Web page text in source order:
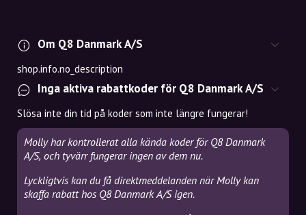
Om Q8 Danmark A/S
shop.info.no_description
Inga aktiva rabattkoder för Q8 Danmark A/S
Slösa inte din tid på koder som inte längre fungerar!
Molly har kontrollerat alla kända koder för Q8 Danmark
A/S, och tyvärr fungerar ingen av dem nu.
Lyckligtvis kan du få direktmeddelanden när Molly kan
skaffa rabatt hos Q8 Danmark A/S igen.